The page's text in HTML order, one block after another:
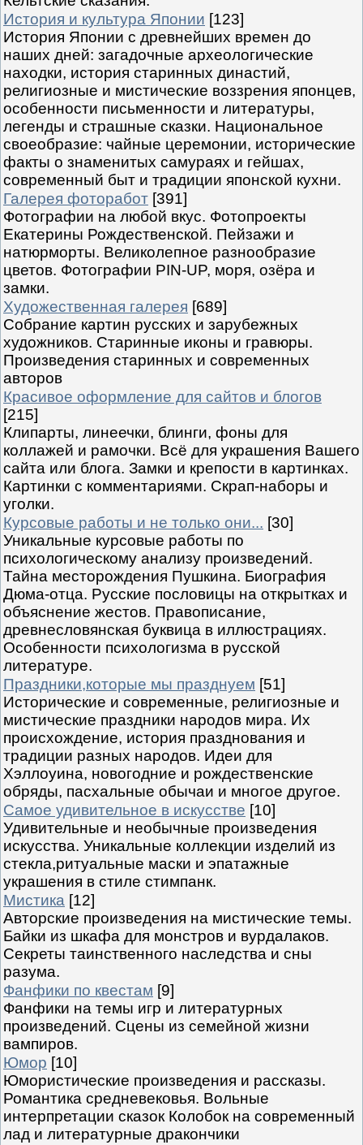
История и культура Японии [123]
История Японии с древнейших времен до
наших дней: загадочные археологические
находки, история старинных династий,
религиозные и мистические воззрения японцев,
особенности письменности и литературы,
легенды и страшные сказки. Национальное
своеобразие: чайные церемонии, исторические
факты о знаменитых самураях и гейшах,
современный быт и традиции японской кухни.
Галерея фоторабот [391]
Фотографии на любой вкус. Фотопроекты
Екатерины Рождественской. Пейзажи и
натюрморты. Великолепное разнообразие
цветов. Фотографии PIN-UP, моря, озёра и
замки.
Художественная галерея [689]
Собрание картин русских и зарубежных
художников. Старинные иконы и гравюры.
Произведения старинных и современных
авторов
Красивое оформление для сайтов и блогов
[215]
Клипарты, линеечки, блинги, фоны для
коллажей и рамочки. Всё для украшения Вашего
сайта или блога. Замки и крепости в картинках.
Картинки с комментариями. Скрап-наборы и
уголки.
Курсовые работы и не только они... [30]
Уникальные курсовые работы по
психологическому анализу произведений.
Тайна месторождения Пушкина. Биография
Дюма-отца. Русские пословицы на открытках и
объяснение жестов. Правописание,
древнесловянская буквица в иллюстрациях.
Особенности психологизма в русской
литературе.
Праздники,которые мы празднуем [51]
Исторические и современные, религиозные и
мистические праздники народов мира. Их
происхождение, история празднования и
традиции разных народов. Идеи для
Хэллоуина, новогодние и рождественские
обряды, пасхальные обычаи и многое другое.
Самое удивительное в искусстве [10]
Удивительные и необычные произведения
искусства. Уникальные коллекции изделий из
стекла,ритуальные маски и эпатажные
украшения в стиле стимпанк.
Мистика [12]
Авторские произведения на мистические темы.
Байки из шкафа для монстров и вурдалаков.
Секреты таинственного наследства и сны
разума.
Фанфики по квестам [9]
Фанфики на темы игр и литературных
произведений. Сцены из семейной жизни
вампиров.
Юмор [10]
Юмористические произведения и рассказы.
Романтика средневековья. Вольные
интерпретации сказок Колобок на современный
лад и литературные дракончики